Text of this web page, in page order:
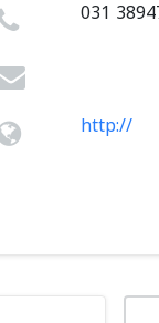
031
http://